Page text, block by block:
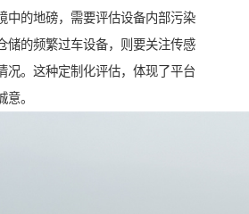
中的地磅，需要评估设备内部污染
储的频繁过车设备，则要关注传感
况。这种定制化评估，体现了平台
。